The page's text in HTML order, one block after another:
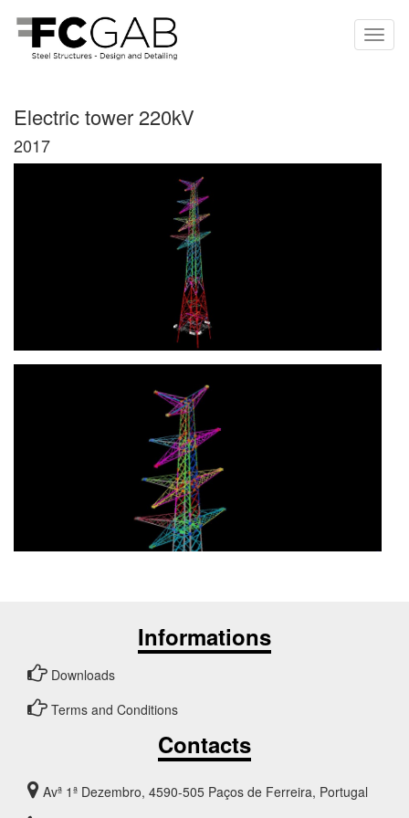
Electric tower 220kV
2017
Informations
Downloads
Terms and Conditions
Contacts
Avª 1ª Dezembro, 4590-505 Paços de Ferreira, Portugal